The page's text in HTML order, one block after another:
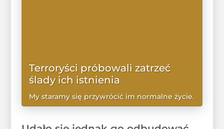
Terroryści próbowali zatrzeć
ślady ich istnienia
My staramy się przywrócić im normalne życie.
WIĘCEJ